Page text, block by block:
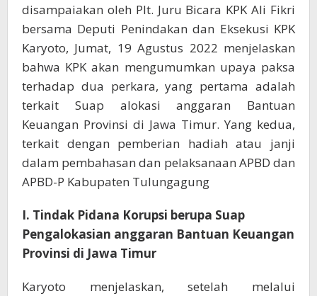
disampaiakan oleh Plt. Juru Bicara KPK Ali Fikri
bersama Deputi Penindakan dan Eksekusi KPK
Karyoto, Jumat, 19 Agustus 2022 menjelaskan
bahwa KPK akan mengumumkan upaya paksa
terhadap dua perkara, yang pertama adalah
terkait Suap alokasi anggaran Bantuan
Keuangan Provinsi di Jawa Timur. Yang kedua,
terkait dengan pemberian hadiah atau janji
dalam pembahasan dan pelaksanaan APBD dan
APBD-P Kabupaten Tulungagung
I. Tindak Pidana Korupsi berupa Suap
Pengalokasian anggaran Bantuan Keuangan
Provinsi di Jawa Timur
Karyoto menjelaskan, setelah melalui